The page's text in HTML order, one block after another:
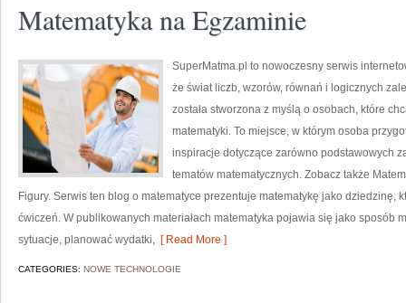
Matematyka na Egzaminie
SuperMatma.pl to nowoczesny serwis
że świat liczb, wzorów, równań i logicznych
została stworzona z myślą o osobach, które
matematyki. To miejsce, w którym osoba
inspiracje dotyczące zarówno podstawowych
tematów matematycznych. Zobacz także
Figury. Serwis ten blog o matematyce prezentuje matematykę jako dziedzinę,
ćwiczeń. W publikowanych materiałach matematyka pojawia się jako sposób
sytuacje, planować wydatki, [ Read More ]
CATEGORIES: NOWE TECHNOLOGIE